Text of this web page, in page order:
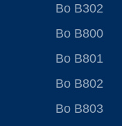
Bo B302
Bo B800
Bo B801
Bo B802
Bo B803